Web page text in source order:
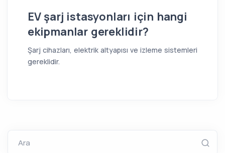
EV şarj istasyonları için hangi
ekipmanlar gereklidir?
Şarj cihazları, elektrik altyapısı ve izleme sistemleri
gereklidir.
Ara